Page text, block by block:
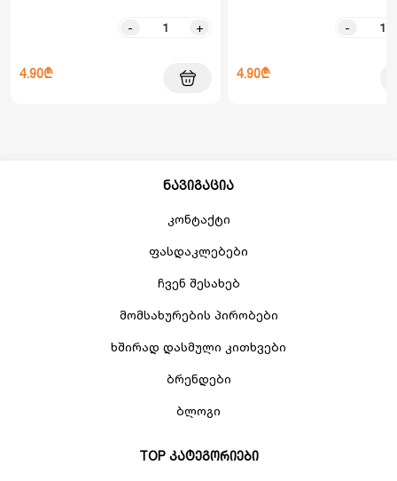
- +
4.90₾
-
4.90₾
ნავიგაცია
კონტაქტი
ფასდაკლებები
ჩვენ შესახებ
მომსახურების პირობები
ხშირად დასმული კითხვები
ბრენდები
ბლოგი
TOP კატეგორიები